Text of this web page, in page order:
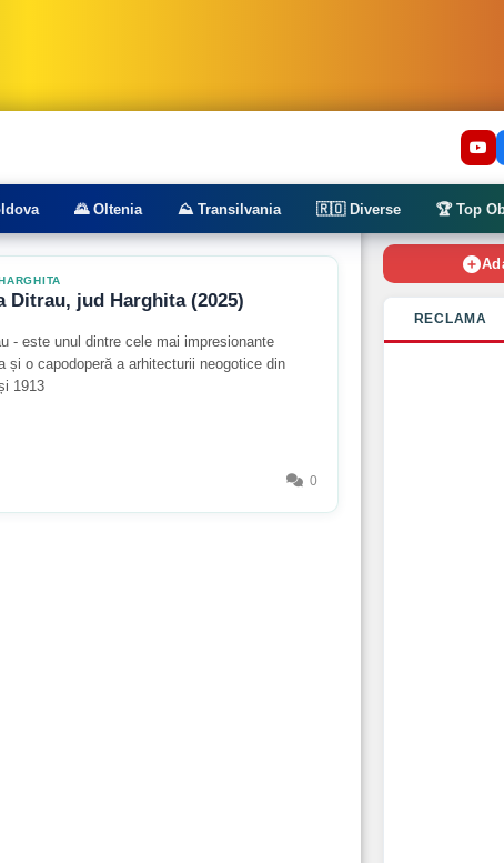
🌄 Oltenia ⛰️ Transilvania 🇷🇴 Diverse 🏆 Top
Ditrau, jud Harghita (2025)
- este unul dintre cele mai impresionante
și o capodoperă a arhitecturii neogotice din
1913
0
RECLAMA